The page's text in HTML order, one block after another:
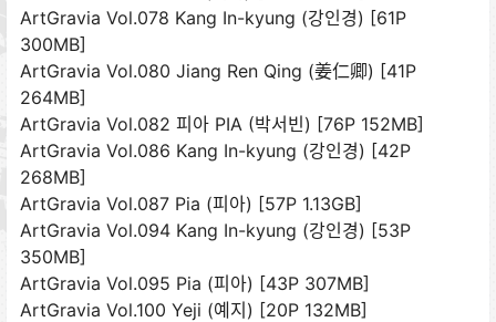
ArtGravia Vol.078 Kang In-kyung (강인경) [61P
300MB]
ArtGravia Vol.080 Jiang Ren Qing (姜仁卿) [41P
264MB]
ArtGravia Vol.082 피아 PIA (박서빈) [76P 152MB]
ArtGravia Vol.086 Kang In-kyung (강인경) [42P
268MB]
ArtGravia Vol.087 Pia (피아) [57P 1.13GB]
ArtGravia Vol.094 Kang In-kyung (강인경) [53P
350MB]
ArtGravia Vol.095 Pia (피아) [43P 307MB]
ArtGravia Vol.100 Yeji (예지) [20P 132MB]